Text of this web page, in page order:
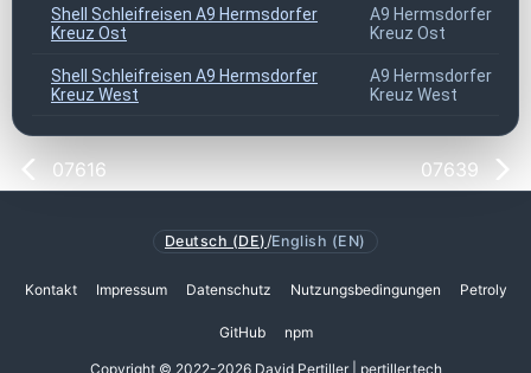
Shell Schleifreisen A9 Hermsdorfer
Kreuz Ost
A9 Hermsdorfer
Kreuz Ost
Shell Schleifreisen A9 Hermsdorfer
Kreuz West
A9 Hermsdorfer
Kreuz West
07616 07639
Deutsch (DE) /English (EN)
Kontakt Impressum Datenschutz Nutzungsbedingungen Petroly
GitHub npm
Copyright © 2022-2026 David Pertiller | pertiller.tech